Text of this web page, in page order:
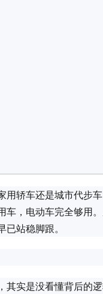
轿车还是城市代步
，电动车完全够用
站稳脚跟。
实是没看懂背后的